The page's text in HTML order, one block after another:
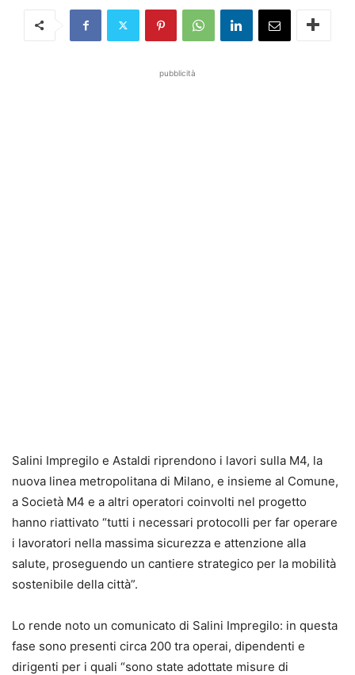
pubblicità
Salini Impregilo e Astaldi riprendono i lavori sulla M4, la
nuova linea metropolitana di Milano, e insieme al Comune,
a Società M4 e a altri operatori coinvolti nel progetto
hanno riattivato “tutti i necessari protocolli per far operare
i lavoratori nella massima sicurezza e attenzione alla
salute, proseguendo un cantiere strategico per la mobilità
sostenibile della città”.
Lo rende noto un comunicato di Salini Impregilo: in questa
fase sono presenti circa 200 tra operai, dipendenti e
dirigenti per i quali “sono state adottate misure di